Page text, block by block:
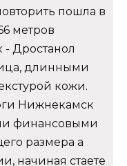
пошла в
метров
- Дростанол
длинными
кожи.
Нижнекамск
финансовыми
размера а
начиная стаете